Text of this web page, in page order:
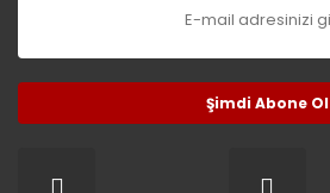
Şimdi Abone Ol